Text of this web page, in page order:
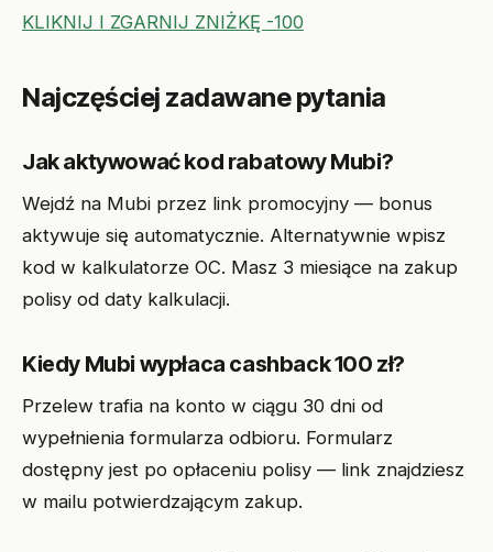
KLIKNIJ I ZGARNIJ ZNIŻKĘ -100
Najczęściej zadawane pytania
Jak aktywować kod rabatowy Mubi?
Wejdź na Mubi przez link promocyjny — bonus
aktywuje się automatycznie. Alternatywnie wpisz
kod w kalkulatorze OC. Masz 3 miesiące na zakup
polisy od daty kalkulacji.
Kiedy Mubi wypłaca cashback 100 zł?
Przelew trafia na konto w ciągu 30 dni od
wypełnienia formularza odbioru. Formularz
dostępny jest po opłaceniu polisy — link znajdziesz
w mailu potwierdzającym zakup.